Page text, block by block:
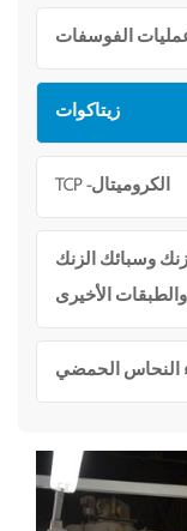
الفوسفات
زيتاكوات
الكروميتال- TCP
وسبائك الزنك
والطبقات الأخيرى
النحاس الحمضي